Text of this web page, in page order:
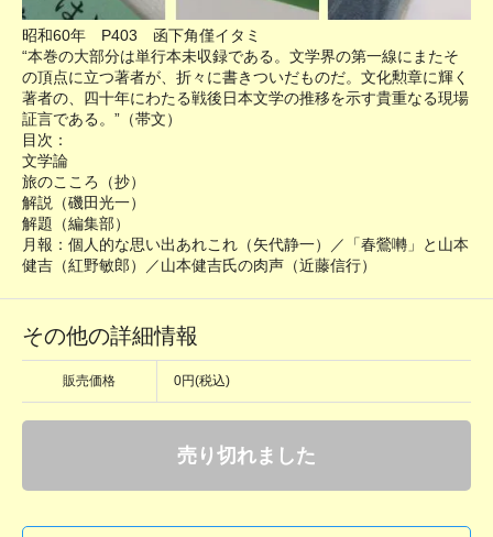
昭和60年 P403 函下角僅イタミ
“本巻の大部分は単行本未収録である。文学界の第一線にまたそ
の頂点に立つ著者が、折々に書きついだものだ。文化勲章に輝く
著者の、四十年にわたる戦後日本文学の推移を示す貴重なる現場
証言である。”（帯文）
目次：
文学論
旅のこころ（抄）
解説（磯田光一）
解題（編集部）
月報：個人的な思い出あれこれ（矢代静一）／「春鶯囀」と山本
健吉（紅野敏郎）／山本健吉氏の肉声（近藤信行）
その他の詳細情報
販売価格 0円(税込)
売り切れました